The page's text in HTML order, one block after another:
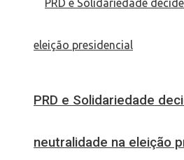
PRD e Solidariedade
neutralidade na eleição